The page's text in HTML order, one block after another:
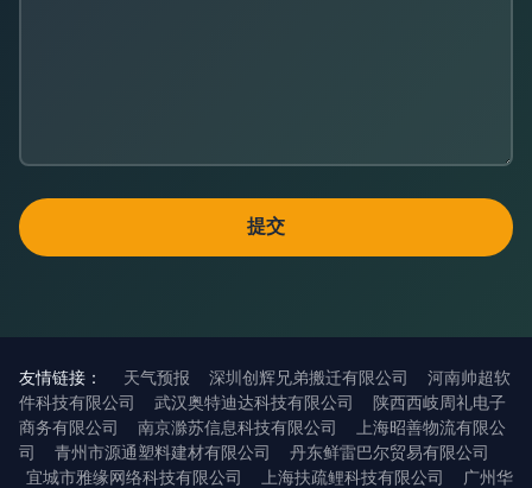
友情链接： 天气预报 深圳创辉兄弟搬迁有限公司
河南帅超软
件科技有限公司
武汉奥特迪达科技有限公司
陕西西岐周礼电子
商务有限公司
南京滁苏信息科技有限公司
上海昭善物流有限公
司
青州市源通塑料建材有限公司
丹东鲜雷巴尔贸易有限公司
宜城市雅缘网络科技有限公司
上海扶疏鲤科技有限公司
广州华